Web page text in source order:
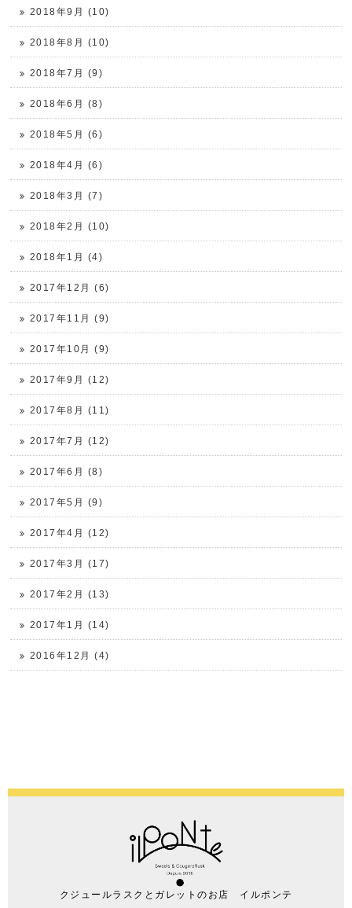
2018年9月 (10)
2018年8月 (10)
2018年7月 (9)
2018年6月 (8)
2018年5月 (6)
2018年4月 (6)
2018年3月 (7)
2018年2月 (10)
2018年1月 (4)
2017年12月 (6)
2017年11月 (9)
2017年10月 (9)
2017年9月 (12)
2017年8月 (11)
2017年7月 (12)
2017年6月 (8)
2017年5月 (9)
2017年4月 (12)
2017年3月 (17)
2017年2月 (13)
2017年1月 (14)
2016年12月 (4)
クジュールラスクとガレットのお店 イルポンテ